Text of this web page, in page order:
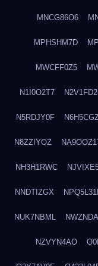
MNCG86O6
MPHSHM7D
MWCFF0Z5
N1I0O2T7
N5RDJY0F
N8ZZIYOZ
NH3H1RWC
NNDTIZGX
NUK7NBML
NZVYN4AO